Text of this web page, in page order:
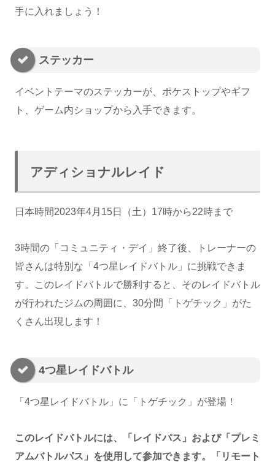
手に入れましょう！
ステッカー
イベントテーマのステッカーが、ポケストップやギフ
ト、ゲーム内ショップから入手できます。
アディショナルレイド
日本時間2023年4月15日（土）17時から22時まで
3時間の「コミュニティ・デイ」終了後、トレーナーの
皆さんは特別な「4つ星レイドバトル」に挑戦できま
す。このレイドバトルで勝利すると、そのレイドバトル
が行われたジムの周囲に、30分間「トゲチック」がた
くさん出現します！
4つ星レイドバトル
「4つ星レイドバトル」に「トゲチック」が登場！
このレイドバトルには、「レイドパス」および「プレミ
アムバトルパス」を使用して参加できます。「リモート